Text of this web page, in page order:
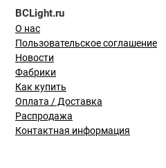
BCLight.ru
О нас
Пользовательское соглашение
Новости
Фабрики
Как купить
Оплата / Доставка
Распродажа
Контактная информация